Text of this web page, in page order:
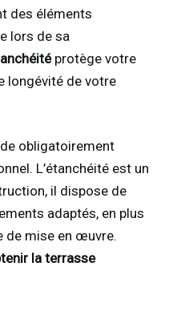
des éléments
lors de sa
protège votre
longévité de votre
obligatoirement
L’étanchéité est un
il dispose de
adaptés, en plus
de mise en œuvre.
la terrasse